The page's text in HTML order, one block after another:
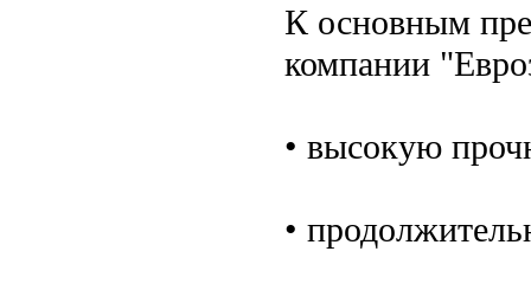
К основным
компании
• высокую
•